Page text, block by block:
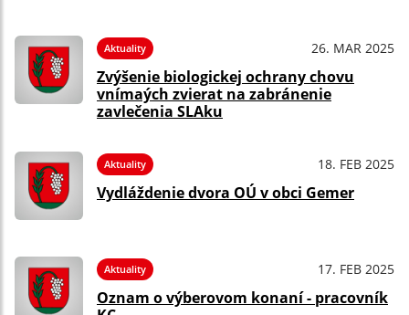
Aktuality 26. MAR 2025
Zvýšenie biologickej ochrany chovu
vnímaých zvierat na zabránenie
zavlečenia SLAku
Aktuality 18. FEB 2025
Vydláždenie dvora OÚ v obci Gemer
Aktuality 17. FEB 2025
Oznam o výberovom konaní - pracovník